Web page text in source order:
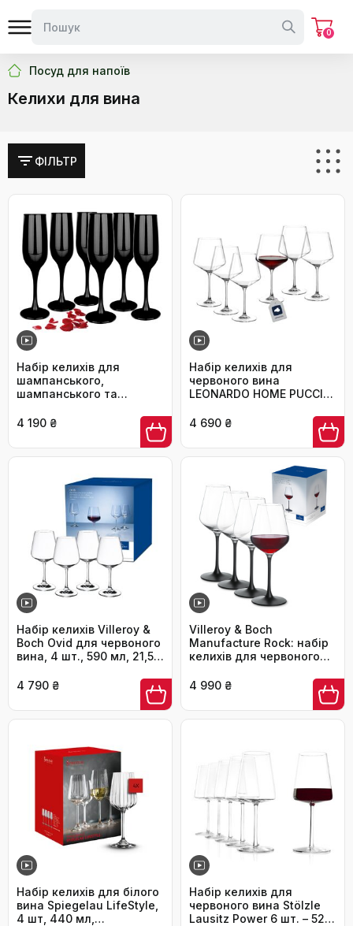
0
Посуд для напоїв
Келихи для вина
ФІЛЬТР
Набір келихів для
шампанського,
шампанського та
Krosno, 6 шт., 200 мл,
4 190 ₴
Набір келихів для
червоного вина
LEONARDO HOME PUCCINI
подряпин келихи (730
посудомийній машині •
Часвічні келихи для
червоного вина •
Сучасний дизайн • Келих
Бургундія Puccini •
069555
4 690 ₴
Набір келихів Villeroy &
Boch Ovid для червоного
вина, 4 шт., 590 мл, 21,5
придатні для миття в
посудомийній машині.
Сучасний, елегантний,
класичний дизайн
4 790 ₴
Villeroy & Boch
Manufacture Rock: набір
келихів для червоного
скло, чорний колір,
посудомийній машині
4 990 ₴
Набір келихів для білого
вина Spiegelau LifeStyle,
4 шт, 440 мл,
Набір келихів для
червоного вина Stölzle
Lausitz Power 6 шт. – 520